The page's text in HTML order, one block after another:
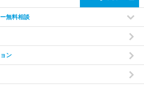
無料相談
ン